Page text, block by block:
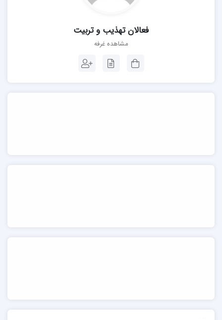
فعالان تهذیب و تربیت
مشاهده غرفه